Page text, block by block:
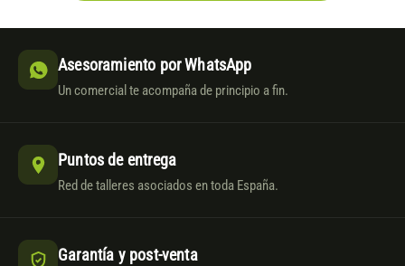
Asesoramiento por WhatsApp
Un comercial te acompaña de principio a fin.
Puntos de entrega
Red de talleres asociados en toda España.
Garantía y post-venta